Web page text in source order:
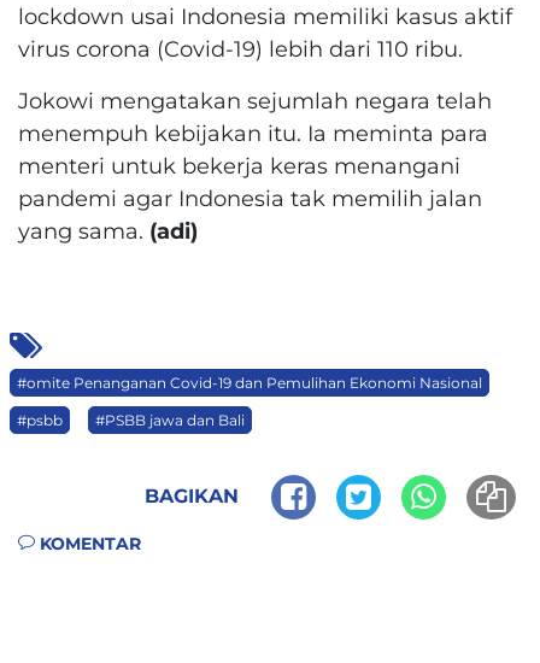
lockdown usai Indonesia memiliki kasus aktif
virus corona (Covid-19) lebih dari 110 ribu.
Jokowi mengatakan sejumlah negara telah
menempuh kebijakan itu. Ia meminta para
menteri untuk bekerja keras menangani
pandemi agar Indonesia tak memilih jalan
yang sama. (adi)
#omite Penanganan Covid-19 dan Pemulihan Ekonomi Nasional
#psbb #PSBB jawa dan Bali
BAGIKAN
KOMENTAR